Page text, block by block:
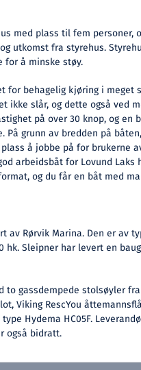
med plass til fem personer,
utkomst fra styrehus.
for å minske støy.
for behagelig kjøring i meget
ikke slår, og dette også ved
på over 30 knop, og en
På grunn av bredden på
å jobbe på for brukerne
arbeidsbåt for Lovund
og du får en båt med
av Rørvik Marina. Den er av
hk. Sleipner har levert en
to gassdempede stolsøyler fra
Viking RescYou
Hydema HC05F.
også bidratt.